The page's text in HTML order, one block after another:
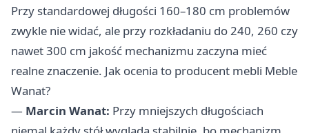
Przy standardowej długości 160–180 cm problemów
zwykle nie widać, ale przy rozkładaniu do 240, 260 czy
nawet 300 cm jakość mechanizmu zaczyna mieć
realne znaczenie. Jak ocenia to producent mebli Meble
Wanat?
— Marcin Wanat: Przy mniejszych długościach